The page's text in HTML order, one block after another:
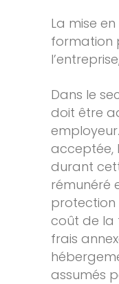
La mise
formation
Dans le
doit être
acceptée,
durant
rémunéré
protection
coût de la
frais
assumés